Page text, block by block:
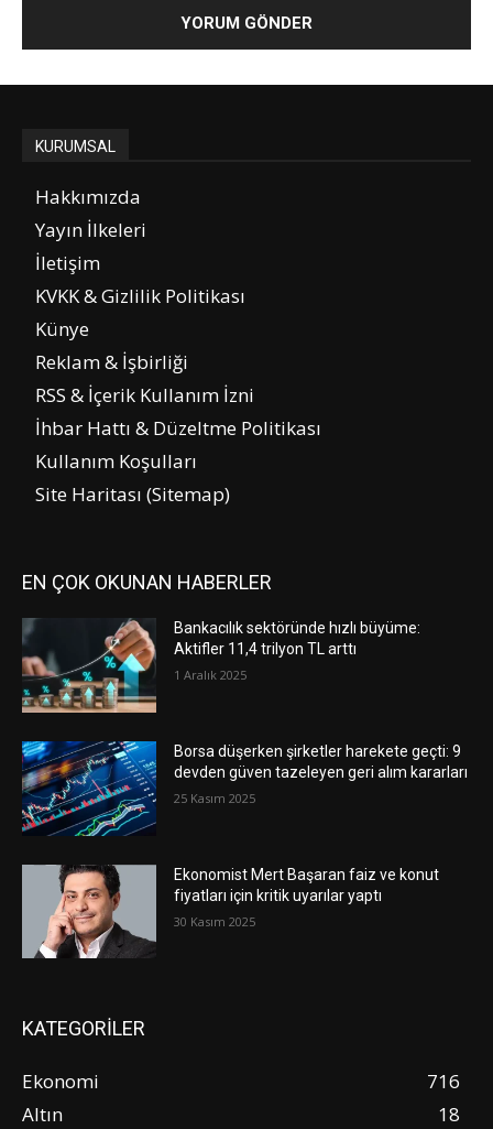
KURUMSAL
Hakkımızda
Yayın İlkeleri
İletişim
KVKK & Gizlilik Politikası
Künye
Reklam & İşbirliği
RSS & İçerik Kullanım İzni
İhbar Hattı & Düzeltme Politikası
Kullanım Koşulları
Site Haritası (Sitemap)
EN ÇOK OKUNAN HABERLER
Bankacılık sektöründe hızlı büyüme:
Aktifler 11,4 trilyon TL arttı
1 Aralık 2025
Borsa düşerken şirketler harekete geçti: 9
devden güven tazeleyen geri alım kararları
25 Kasım 2025
Ekonomist Mert Başaran faiz ve konut
fiyatları için kritik uyarılar yaptı
30 Kasım 2025
KATEGORİLER
Ekonomi
716
Altın
18